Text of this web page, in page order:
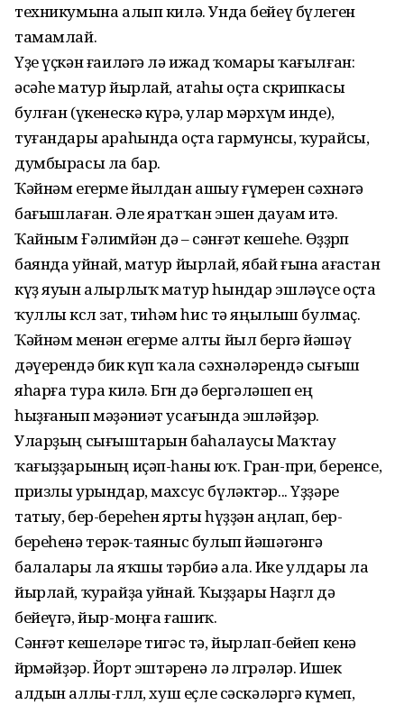
техникумына алып килә. Унда бейеү бүлеген
тамамлай.
Үҙе үҫкән ғаиләгә лә ижад ҡомары ҡағылған:
әсәһе матур йырлай, атаһы оҫта скрипкасы
булған (үкенескә күрә, улар мәрхүм инде),
туғандары араһында оҫта гармунсы, ҡурайсы,
думбырасы ла бар.
Ҡәйнәм егерме йылдан ашыу ғүмерен сәхнәгә
бағышлаған. Әле яратҡан эшен дауам итә.
Ҡайным Ғәлимйән дә – сәнғәт кешеһе. Өҙҙөрөп
баянда уйнай, матур йырлай, ябай ғына ағастан
күҙ яуын алырлыҡ матур һындар эшләүсе оҫта
ҡуллы көслө зат, тиһәм һис тә яңылыш булмаҫ.
Ҡәйнәм менән егерме алты йыл бергә йәшәү
дәүерендә бик күп ҡала сәхнәләрендә сығыш
яһарға тура килә. Бөгөн дә бергәләшеп ең
һыҙғанып мәҙәниәт усағында эшләйҙәр.
Уларҙың сығыштарын баһалаусы Маҡтау
ҡағыҙҙарының иҫәп-һаны юҡ. Гран-при, беренсе,
призлы урындар, махсус бүләктәр... Үҙҙәре
татыу, бер-береһен ярты һүҙҙән аңлап, бер-
береһенә терәк-таяныс булып йәшәгәнгә
балалары ла яҡшы тәрбиә ала. Ике улдары ла
йырлай, ҡурайҙа уйнай. Ҡыҙҙары Наҙгөл дә
бейеүгә, йыр-моңға ғашиҡ.
Сәнғәт кешеләре тигәс тә, йырлап-бейеп кенә
йөрөмәйҙәр. Йорт эштәренә лә өлгөрәләр. Ишек
алдын аллы-гөллө, хуш еҫле сәскәләргә күмеп,